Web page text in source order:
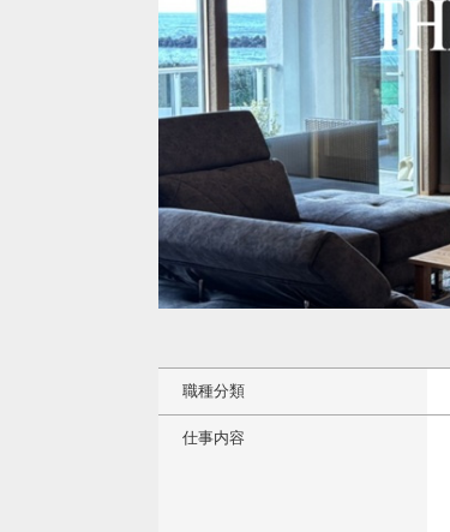
職種分類
仕事内容